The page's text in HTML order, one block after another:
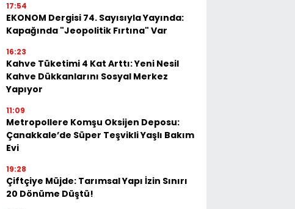
17:54
EKONOM Dergisi 74. Sayısıyla Yayında:
Kapağında "Jeopolitik Fırtına" Var
16:23
Kahve Tüketimi 4 Kat Arttı: Yeni Nesil
Kahve Dükkanlarını Sosyal Merkez
Yapıyor
11:09
Metropollere Komşu Oksijen Deposu:
Çanakkale’de Süper Teşvikli Yaşlı Bakım
Evi
19:28
Çiftçiye Müjde: Tarımsal Yapı İzin Sınırı
20 Dönüme Düştü!